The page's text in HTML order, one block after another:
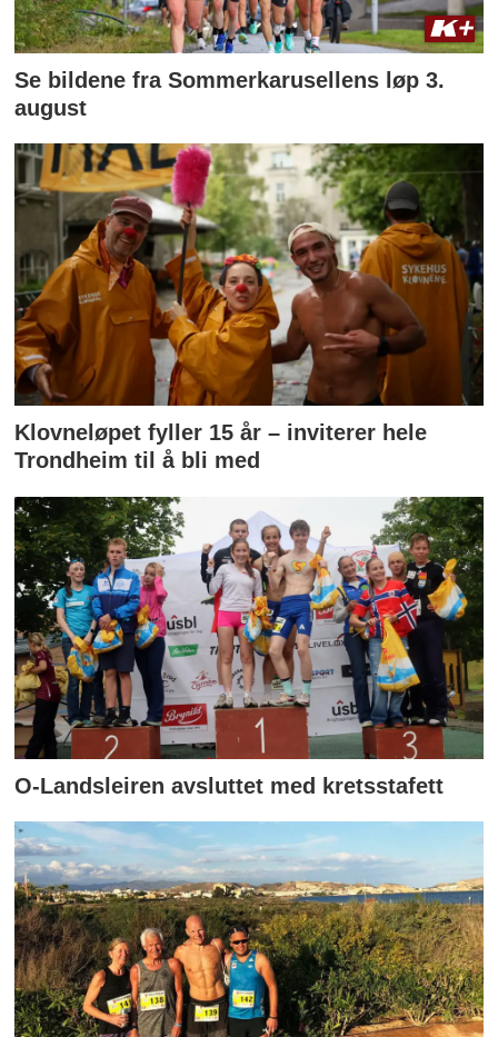
Se bildene fra Sommerkarusellens løp 3.
august
Klovneløpet fyller 15 år – inviterer hele
Trondheim til å bli med
O-Landsleiren avsluttet med kretsstafett